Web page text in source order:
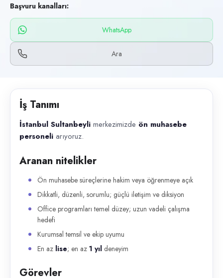
Son geçerlilik
14 Ekim 2026
Başvuru kanalları
WhatsApp, Telefon
İstanbul Sultanbeyli merkezimizde ön muhasebe personeli arıyoruz.
Başvuru kanalları:
WhatsApp
Ara
İş Tanımı
İstanbul Sultanbeyli merkezimizde ön muhasebe
personeli arıyoruz.
Aranan nitelikler
Ön muhasebe süreçlerine hakim veya öğrenmeye açık
Dikkatli, düzenli, sorumlu; güçlü iletişim ve diksiyon
Office programları temel düzey; uzun vadeli çalışma
hedefi
Kurumsal temsil ve ekip uyumu
En az lise; en az 1 yıl deneyim
Görevler